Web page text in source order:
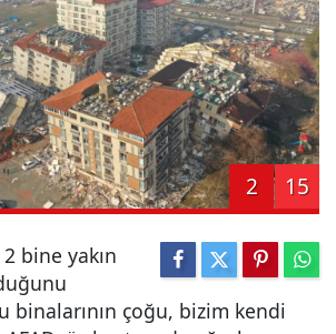
2 15
bine yakın
binalarının çoğu, bizim kendi